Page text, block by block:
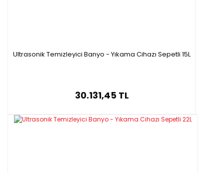
Ultrasonik Temizleyici Banyo - Yıkama Cihazı Sepetli 15L
30.131,45 TL